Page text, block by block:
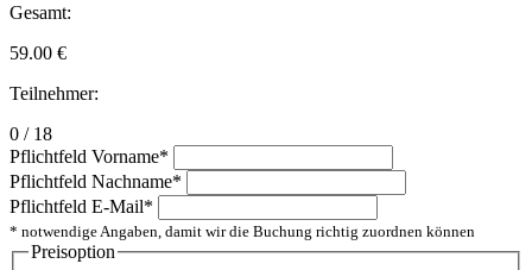
Gesamt:
59.00 €
Teilnehmer:
0 / 18
Pflichtfeld Vorname*
Pflichtfeld Nachname*
Pflichtfeld E-Mail*
* notwendige Angaben, damit wir die Buchung richtig zuordnen können
Preisoption